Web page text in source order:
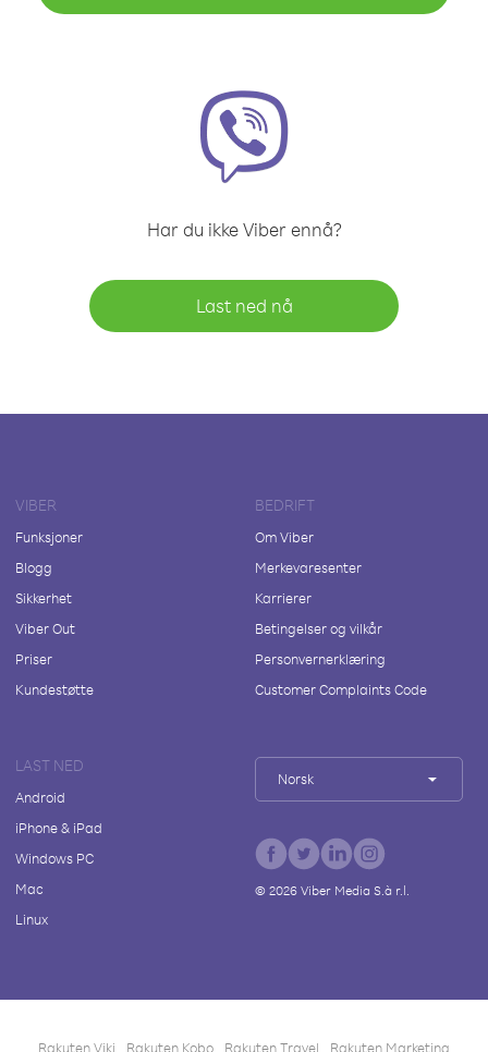
Har du ikke Viber ennå?
Last ned nå
VIBER
Funksjoner
Blogg
Sikkerhet
Viber Out
Priser
Kundestøtte
BEDRIFT
Om Viber
Merkevaresenter
Karrierer
Betingelser og vilkår
Personvernerklæring
Customer Complaints Code
LAST NED
Android
iPhone & iPad
Windows PC
Mac
Linux
Norsk
© 2026Viber Media S.à r.l.
Rakuten Viki Rakuten Kobo Rakuten Travel Rakuten Marketing